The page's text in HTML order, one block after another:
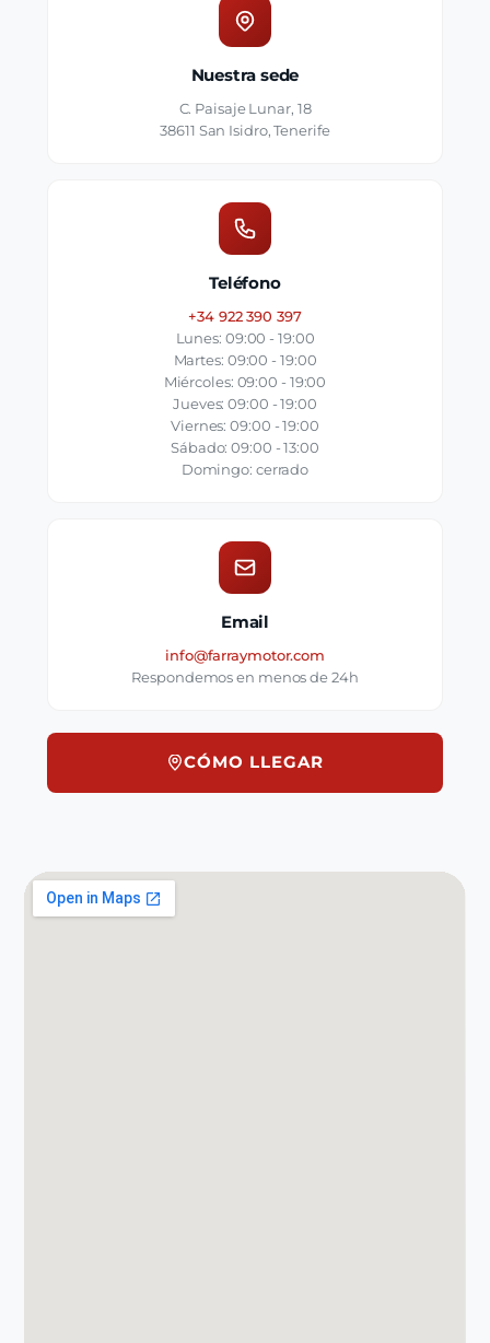
Nuestra sede
C. Paisaje Lunar, 18
38611 San Isidro, Tenerife
Teléfono
+34 922 390 397
Lunes: 09:00 - 19:00
Martes: 09:00 - 19:00
Miércoles: 09:00 - 19:00
Jueves: 09:00 - 19:00
Viernes: 09:00 - 19:00
Sábado: 09:00 - 13:00
Domingo: cerrado
Email
info@farraymotor.com
Respondemos en menos de 24h
CÓMO LLEGAR